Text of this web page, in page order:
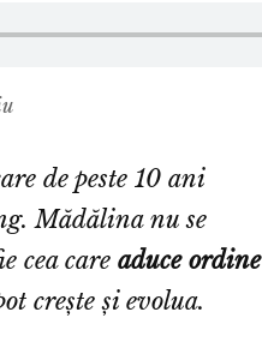
de peste 10 ani
Mădălina nu se
cea care aduce ordine
crește și evolua.